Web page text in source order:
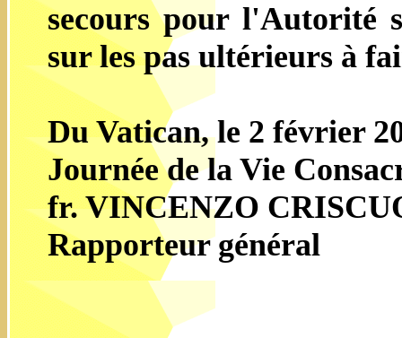
secours pour l'Autorité
sur les pas ultérieurs à
Du Vatican, le 2 février
Journée de la Vie
fr. VINCENZO
Rapporteur général